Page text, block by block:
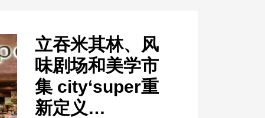
立吞米其林、风
味剧场和美学市
集 city‘super重
新定义…